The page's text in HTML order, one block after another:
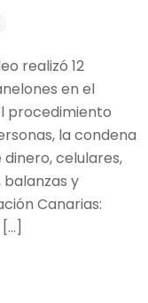
realizó 12
en el
procedimiento
la condena
celulares,
balanzas y
Canarias: